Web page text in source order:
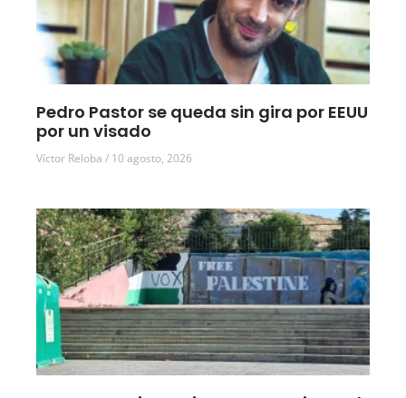
Pedro Pastor se queda sin gira por EEUU
por un visado
Víctor Reloba 10 agosto, 2026